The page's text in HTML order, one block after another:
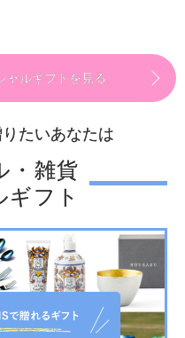
ャルギフトを見る
たいあなたは
・雑貨
ギフト